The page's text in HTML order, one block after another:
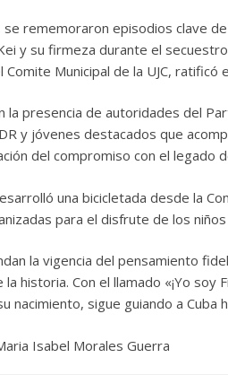
rememoraron episodios clave
y su firmeza durante el
Municipal de la UJC, ratificó
la presencia de autoridades del
y jóvenes destacados que
del compromiso con el legado
una bicicletada desde la
para el disfrute de los niños
la vigencia del pensamiento
historia. Con el llamado «¡Yo soy
nacimiento, sigue guiando a Cuba
Isabel Morales Guerra